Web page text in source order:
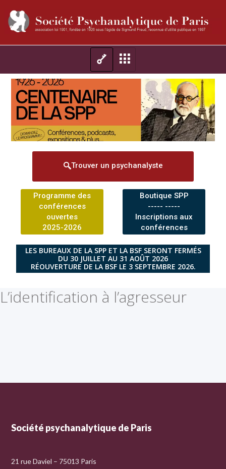
Trouver un psychanalyste
Programme des
conférences
ouvertes
2025-2026
Boutique SPP
----- -----
Inscriptions aux
conférences
LES BUREAUX DE LA SPP ET LA BSF SERONT FERMÉS
DU 30 JUILLET AU 31 AOÛT 2026
RÉOUVERTURE DE LA BSF LE 3 SEPTEMBRE 2026.
L’identification à l’agresseur
Société psychanalytique de Paris
21 rue Daviel – 75013 Paris